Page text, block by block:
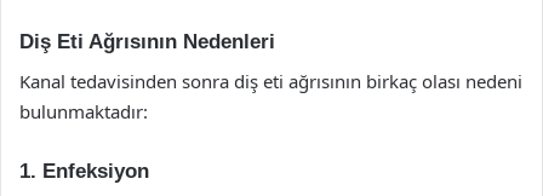
Diş Eti Ağrısının Nedenleri
Kanal tedavisinden sonra diş eti ağrısının birkaç olası nedeni
bulunmaktadır:
1. Enfeksiyon